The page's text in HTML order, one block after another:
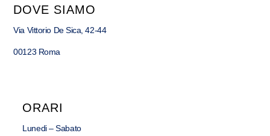
DOVE SIAMO
Via Vittorio De Sica, 42-44
00123 Roma
ORARI
Lunedi – Sabato